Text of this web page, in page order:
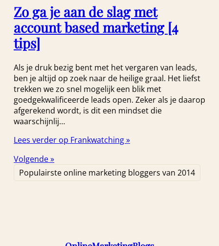
Zo ga je aan de slag met
account based marketing [4
tips]
Als je druk bezig bent met het vergaren van leads,
ben je altijd op zoek naar de heilige graal. Het liefst
trekken we zo snel mogelijk een blik met
goedgekwalificeerde leads open. Zeker als je daarop
afgerekend wordt, is dit een mindset die
waarschijnlij…
Lees verder op Frankwatching »
Volgende »
Populairste online marketing bloggers van 2014